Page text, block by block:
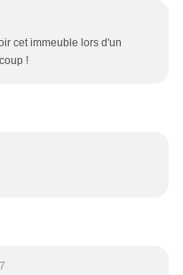
cet immeuble lors d'un
!